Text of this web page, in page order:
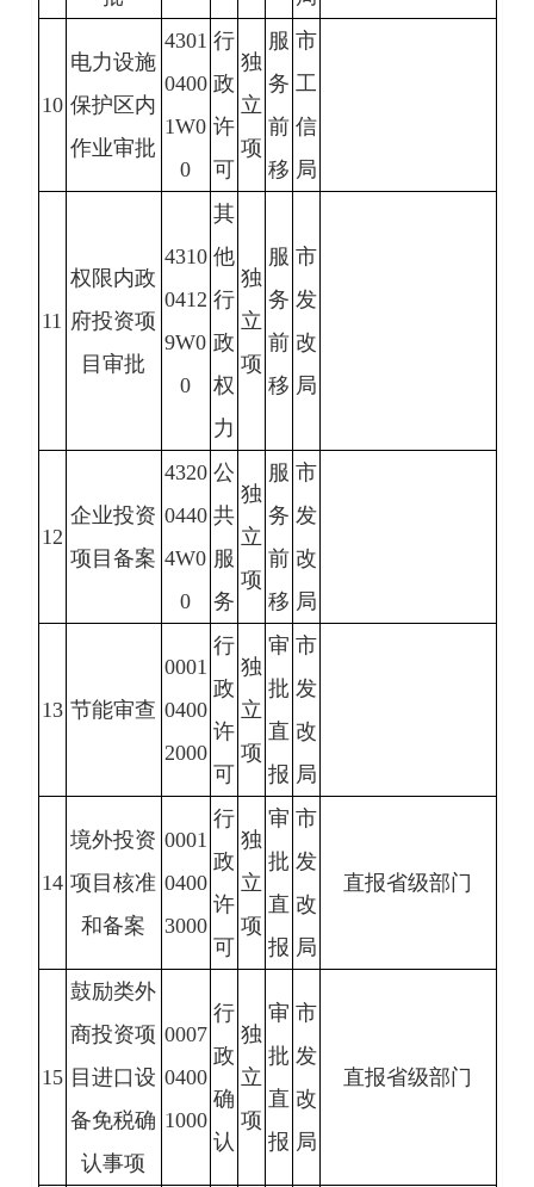
10
电力设施
保护区内
作业审批
4301
0400
1W0
0
行
政
许
可
独
立
项
服
务
前
移
市
工
信
局
11
权限内政
府投资项
目审批
4310
0412
9W0
0
其
他
行
政
权
力
独
立
项
服
务
前
移
市
发
改
局
12
企业投资
项目备案
4320
0440
4W0
0
公
共
服
务
独
立
项
服
务
前
移
市
发
改
局
13 节能审查
0001
0400
2000
行
政
许
可
独
立
项
审
批
直
报
市
发
改
局
14
境外投资
项目核准
和备案
0001
0400
3000
行
政
许
可
独
立
项
审
批
直
报
市
发
改
局
直报省级部门
15
鼓励类外
商投资项
目进口设
备免税确
认事项
0007
0400
1000
行
政
确
认
独
立
项
审
批
直
报
市
发
改
局
直报省级部门